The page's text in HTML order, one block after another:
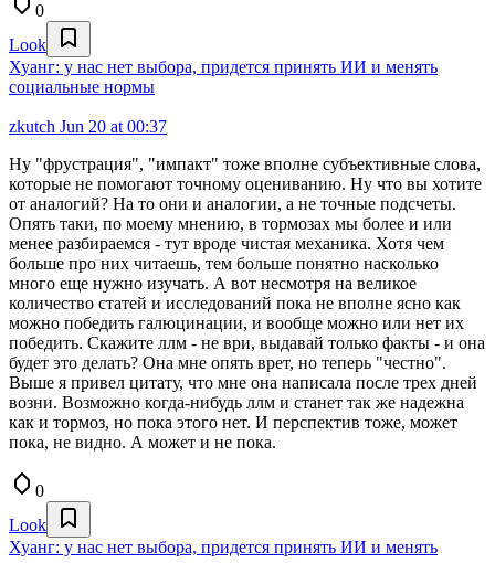
0
Look
Хуанг: у нас нет выбора, придется принять ИИ и менять
социальные нормы
zkutch Jun 20 at 00:37
Ну "фрустрация", "импакт" тоже вполне субъективные слова,
которые не помогают точному оцениванию. Ну что вы хотите
от аналогий? На то они и аналогии, а не точные подсчеты.
Опять таки, по моему мнению, в тормозах мы более и или
менее разбираемся - тут вроде чистая механика. Хотя чем
больше про них читаешь, тем больше понятно насколько
много еще нужно изучать. А вот несмотря на великое
количество статей и исследований пока не вполне ясно как
можно победить галюцинации, и вообще можно или нет их
победить. Скажите ллм - не ври, выдавай только факты - и она
будет это делать? Она мне опять врет, но теперь "честно".
Выше я привел цитату, что мне она написала после трех дней
возни. Возможно когда-нибудь ллм и станет так же надежна
как и тормоз, но пока этого нет. И перспектив тоже, может
пока, не видно. А может и не пока.
0
Look
Хуанг: у нас нет выбора, придется принять ИИ и менять